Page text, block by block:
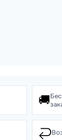
🚚
↩️